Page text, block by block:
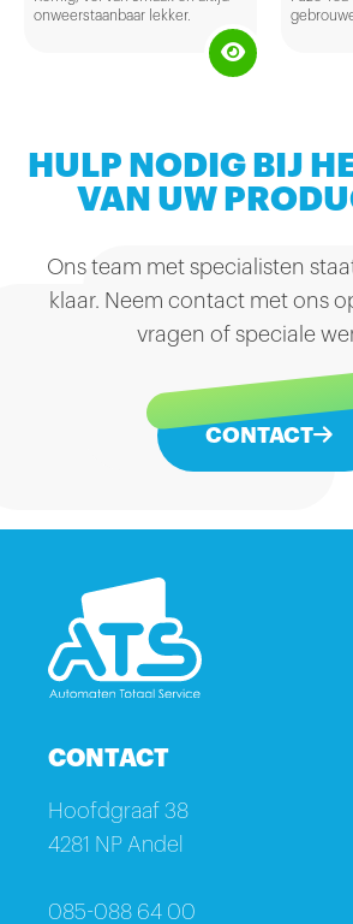
onweerstaanbaar lekker.
groene
van
gehaald -
thee is
zorgen...
HULP NODIG BIJ
VAN UW
Ons team met specialisten
klaar. Neem contact met ons
vragen of speciale
CONTACT
CONTACT
Hoofdgraaf 38
4281 NP Andel
085-088 64 00